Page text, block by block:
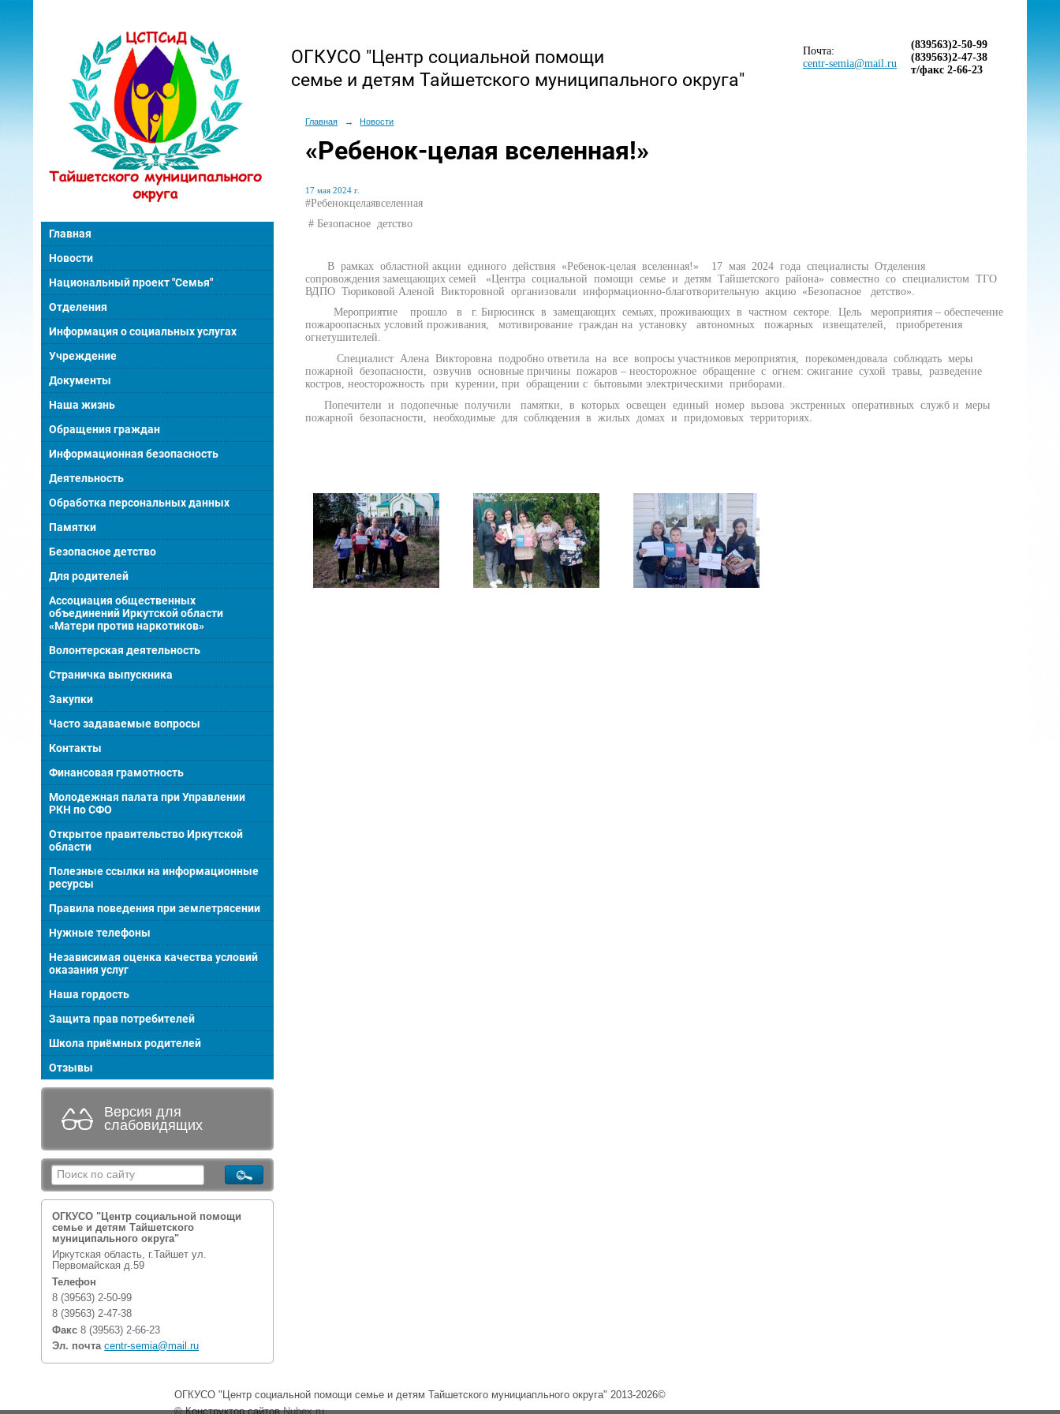
Главная
Новости
Национальный проект "Семья"
Отделения
Информация о социальных услугах
Учреждение
Документы
Наша жизнь
Обращения граждан
Информационная безопасность
Деятельность
Обработка персональных данных
Памятки
Безопасное детство
Для родителей
Ассоциация общественных
объединений Иркутской области
«Матери против наркотиков»
Волонтерская деятельность
Страничка выпускника
Закупки
Часто задаваемые вопросы
Контакты
Финансовая грамотность
Молодежная палата при Управлении
РКН по СФО
Открытое правительство Иркутской
области
Полезные ссылки на информационные
ресурсы
Правила поведения при землетрясении
Нужные телефоны
Независимая оценка качества условий
оказания услуг
Наша гордость
Защита прав потребителей
Школа приёмных родителей
Отзывы
Версия для
слабовидящих
ОГКУСО "Центр социальной помощи
семье и детям Тайшетского
муниципального округа"
Иркутская область, г.Тайшет ул.
Первомайская д.59
Телефон
8 (39563) 2-50-99
8 (39563) 2-47-38
Факс 8 (39563) 2-66-23
Эл. почта centr-semia@mail.ru
ОГКУСО "Центр социальной помощи
семье и детям Тайшетского муниципального округа"
Почта:
centr-semia@mail.ru
(839563)2-50-99
(839563)2-47-38
т/факс 2-66-23
Главная → Новости
«Ребенок-целая вселенная!»
17 мая 2024 г.
#Ребенокцелаявселенная
# Безопасное детство
В рамках областной акции единого действия «Ребенок-целая вселенная!» 17 мая 2024 года специалисты Отделения
сопровождения замещающих семей «Центра социальной помощи семье и детям Тайшетского района» совместно со специалистом ТГО
ВДПО Тюриковой Аленой Викторовной организовали информационно-благотворительную акцию «Безопасное детство».
Мероприятие прошло в г. Бирюсинск в замещающих семьях, проживающих в частном секторе. Цель мероприятия – обеспечение
пожароопасных условий проживания, мотивирование граждан на установку автономных пожарных извещателей, приобретения
огнетушителей.
Специалист Алена Викторовна подробно ответила на все вопросы участников мероприятия, порекомендовала соблюдать меры
пожарной безопасности, озвучив основные причины пожаров – неосторожное обращение с огнем: сжигание сухой травы, разведение
костров, неосторожность при курении, при обращении с бытовыми электрическими приборами.
Попечители и подопечные получили памятки, в которых освещен единый номер вызова экстренных оперативных служб и меры
пожарной безопасности, необходимые для соблюдения в жилых домах и придомовых территориях.
ОГКУСО "Центр социальной помощи семье и детям Тайшетского мунициапльного округа" 2013-2026©